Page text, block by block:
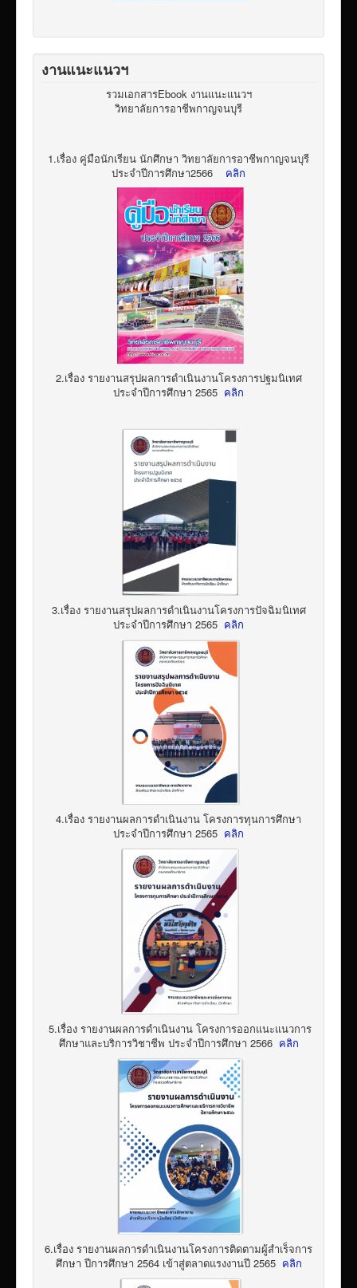
งานแนะแนวฯ
รวมเอกสารEbook งานแนะแนวฯ
วิทยาลัยการอาชีพกาญจนบุรี
1.เรื่อง คู่มือนักเรียน นักศึกษา วิทยาลัยการอาชีพกาญจนบุรี
ประจำปีการศึกษา2566
คลิก
2.เรื่อง รายงานสรุปผลการดำเนินงานโครงการปฐมนิเทศ
ประจำปีการศึกษา 2565 คลิก
3.เรื่อง รายงานสรุปผลการดำเนินงานโครงการปัจฉิมนิเทศ
ประจำปีการศึกษา 2565 คลิก
4.เรื่อง รายงานผลการดำเนินงาน โครงการทุนการศึกษา
ประจำปีการศึกษา 2565 คลิก
5.เรื่อง รายงานผลการดำเนินงาน โครงการออกแนะแนวการ
ศึกษาและบริการวิชาชีพ ประจำปีการศึกษา 2566 คลิก
6.เรื่อง รายงานผลการดำเนินงานโครงการติดตามผู้สำเร็จการ
ศึกษา ปีการศึกษา 2564 เข้าสู่ตลาดแรงงานปี 2565 คลิก